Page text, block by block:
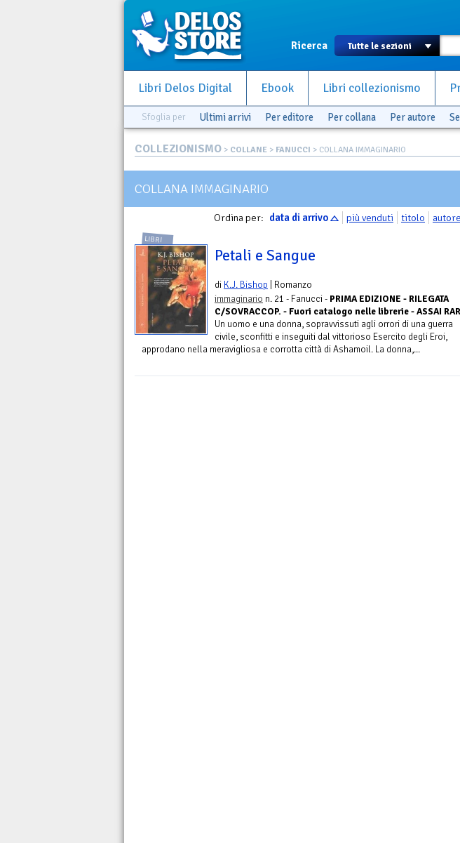
Ricerca
Libri Delos Digital Ebook Libri collezionismo
Sfoglia per Ultimi arrivi Per editore Per collana Per autore
COLLEZIONISMO > COLLANE > FANUCCI > COLLANA IMMAGINARIO
COLLANA IMMAGINARIO
Ordina per: data di arrivo più venduti titolo autore
LIBRI
Petali e Sangue
di K.J. Bishop | Romanzo
immaginario n. 21 - Fanucci - PRIMA EDIZIONE - RILEGATA
C/SOVRACCOP. - Fuori catalogo nelle librerie - ASSAI
Un uomo e una donna, sopravvissuti agli orrori di una guerra
civile, sconfitti e inseguiti dal vittorioso Esercito degli Eroi,
approdano nella meravigliosa e corrotta città di Ashamoil. La donna,...